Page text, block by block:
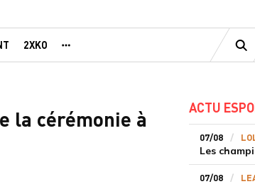
2XKO
la cérémonie à
ACTU
07/08
07/08